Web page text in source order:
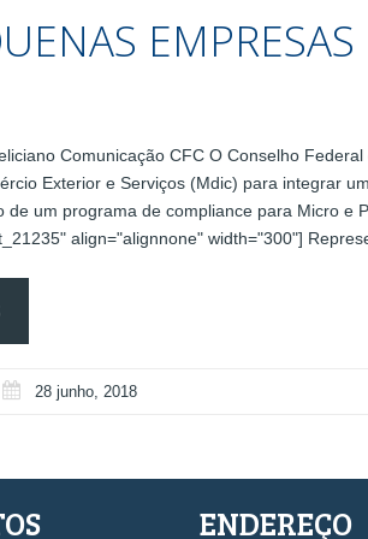
EMPRESAS
Comunicação CFC O Conselho
Exterior e Serviços (Mdic) para integrar
de um programa de compliance para Micro e
align="alignnone" width="300"]
28 junho, 2018
ENDEREÇO